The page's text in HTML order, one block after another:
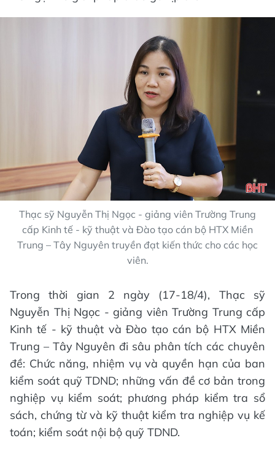
Thạc sỹ Nguyễn Thị Ngọc - giảng viên Trường Trung
cấp Kinh tế - kỹ thuật và Đào tạo cán bộ HTX Miền
Trung – Tây Nguyên truyền đạt kiến thức cho các học
viên.
Trong thời gian 2 ngày (17-18/4), Thạc sỹ
Nguyễn Thị Ngọc - giảng viên Trường Trung cấp
Kinh tế - kỹ thuật và Đào tạo cán bộ HTX Miền
Trung – Tây Nguyên đi sâu phân tích các chuyên
đề: Chức năng, nhiệm vụ và quyền hạn của ban
kiểm soát quỹ TDND; những vấn đề cơ bản trong
nghiệp vụ kiểm soát; phương pháp kiểm tra sổ
sách, chứng từ và kỹ thuật kiểm tra nghiệp vụ kế
toán; kiểm soát nội bộ quỹ TDND.